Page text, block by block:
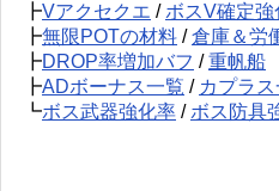
┣Vアクセクエ / ボスV確定強
┣無限POTの材料 /倉庫＆労
┣DROP率増加バフ /重帆船
┣ADボーナス一覧 / カプラ
┗ボス武器強化率 / ボス防具